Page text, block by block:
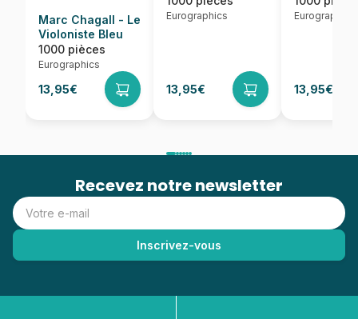
Marc Chagall - Le
Violoniste Bleu
1000 pièces
Eurographics
13,95€
Eurographics
13,95€
Eurographics
13,95€
Recevez notre newsletter